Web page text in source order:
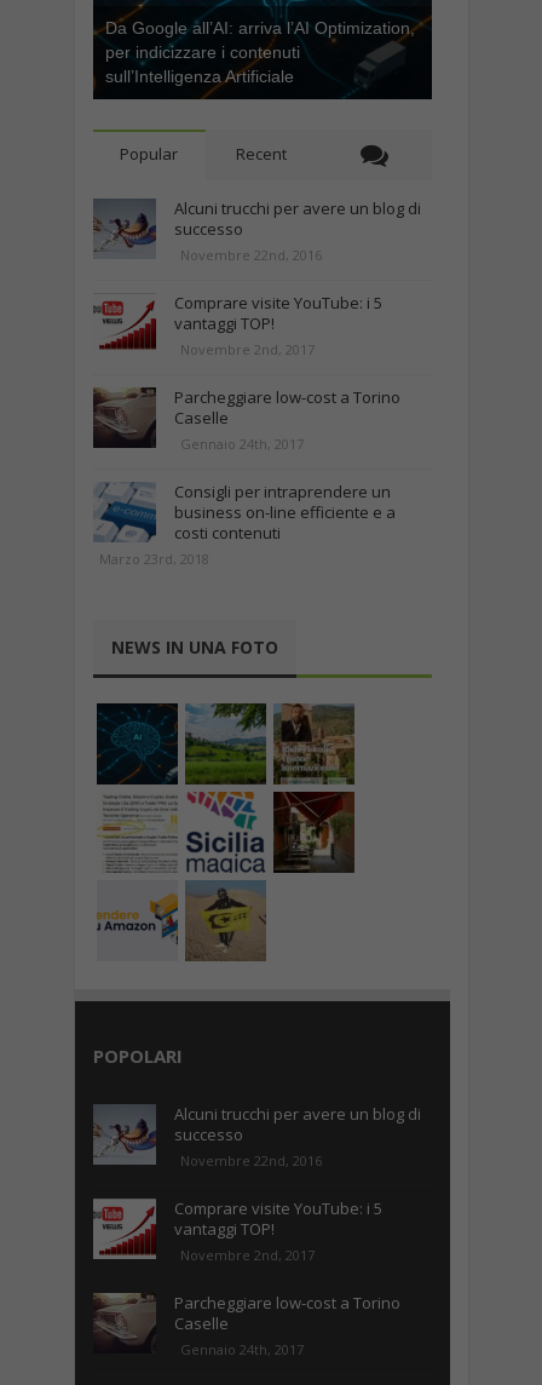
Da Google all’AI: arriva l’AI Optimization,
per indicizzare i contenuti
sull’Intelligenza Artificiale
Popular Recent
Alcuni trucchi per avere un blog di
successo
Novembre 22nd, 2016
Comprare visite YouTube: i 5
vantaggi TOP!
Novembre 2nd, 2017
Parcheggiare low-cost a Torino
Caselle
Gennaio 24th, 2017
Consigli per intraprendere un
business on-line efficiente e a
costi contenuti
Marzo 23rd, 2018
NEWS IN UNA FOTO
POPOLARI
Alcuni trucchi per avere un blog di
successo
Novembre 22nd, 2016
Comprare visite YouTube: i 5
vantaggi TOP!
Novembre 2nd, 2017
Parcheggiare low-cost a Torino
Caselle
Gennaio 24th, 2017